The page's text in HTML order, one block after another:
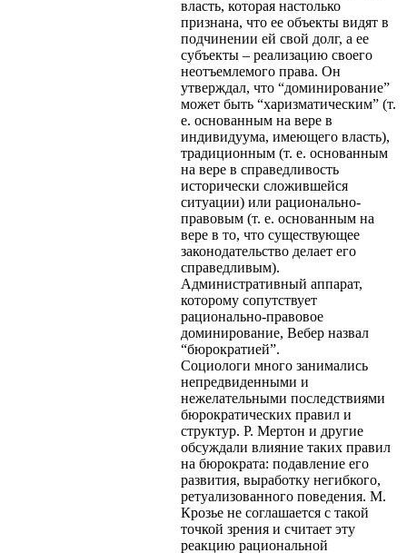
власть, которая настолько
признана, что ее объекты видят в
подчинении ей свой долг, а ее
субъекты – реализацию своего
неотъемлемого права. Он
утверждал, что “доминирование”
может быть “харизматическим” (т.
е. основанным на вере в
индивидуума, имеющего власть),
традиционным (т. е. основанным
на вере в справедливость
исторически сложившейся
ситуации) или рационально-
правовым (т. е. основанным на
вере в то, что существующее
законодательство делает его
справедливым).
Административный аппарат,
которому сопутствует
рационально-правовое
доминирование, Вебер назвал
“бюрократией”.
Социологи много занимались
непредвиденными и
нежелательными последствиями
бюрократических правил и
структур. Р. Мертон и другие
обсуждали влияние таких правил
на бюрократа: подавление его
развития, выработку негибкого,
ретуализованного поведения. М.
Крозье не соглашается с такой
точкой зрения и считает эту
реакцию рациональной